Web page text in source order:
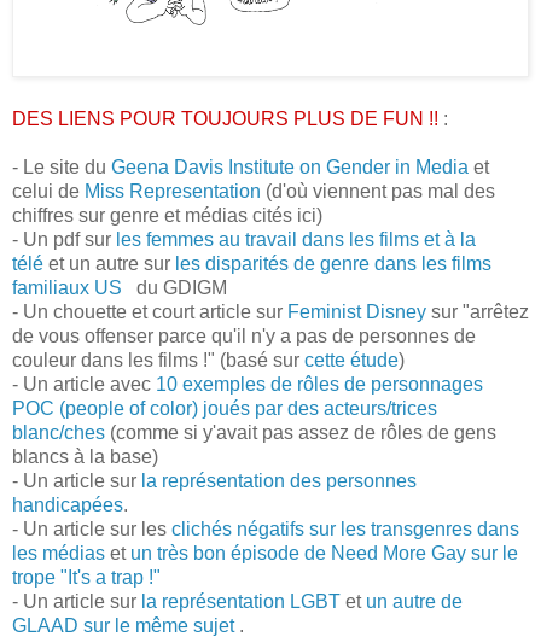
DES LIENS POUR TOUJOURS PLUS DE FUN !! :
- Le site du Geena Davis Institute on Gender in Media et
celui de Miss Representation (d'où viennent pas mal des
chiffres sur genre et médias cités ici)
- Un pdf sur les femmes au travail dans les films et à la
télé et un autre sur les disparités de genre dans les films
familiaux US du GDIGM
- Un chouette et court article sur Feminist Disney sur "arrêtez
de vous offenser parce qu'il n'y a pas de personnes de
couleur dans les films !" (basé sur cette étude)
- Un article avec 10 exemples de rôles de personnages
POC (people of color) joués par des acteurs/trices
blanc/ches (comme si y'avait pas assez de rôles de gens
blancs à la base)
- Un article sur la représentation des personnes
handicapées.
- Un article sur les clichés négatifs sur les transgenres dans
les médias et un très bon épisode de Need More Gay sur le
trope "It's a trap !"
- Un article sur la représentation LGBT et un autre de
GLAAD sur le même sujet.